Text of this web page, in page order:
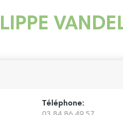
Téléphone: